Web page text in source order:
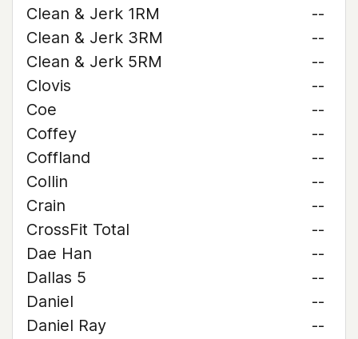
Clean & Jerk 1RM
--
Clean & Jerk 3RM
--
Clean & Jerk 5RM
--
Clovis
--
Coe
--
Coffey
--
Coffland
--
Collin
--
Crain
--
CrossFit Total
--
Dae Han
--
Dallas 5
--
Daniel
--
Daniel Ray
--